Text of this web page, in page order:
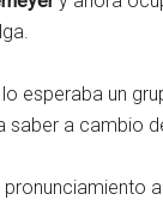
esperaba un
saber a cambio
pronunciamiento